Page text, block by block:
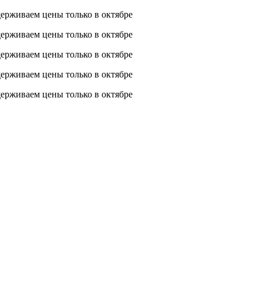
цены только в октябре
цены только в октябре
цены только в октябре
цены только в октябре
цены только в октябре